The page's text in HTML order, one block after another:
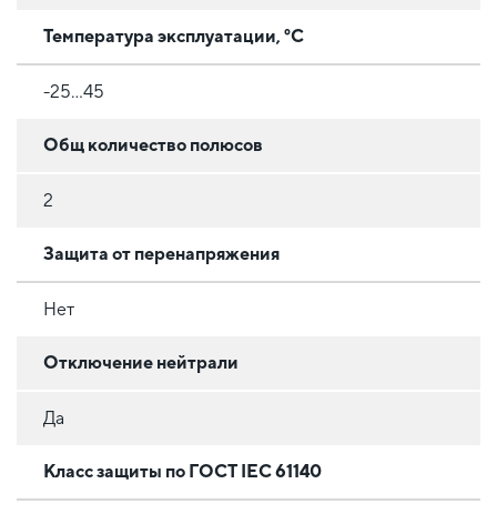
Температура эксплуатации, °C
-25...45
Общ количество полюсов
2
Защита от перенапряжения
Нет
Отключение нейтрали
Да
Класс защиты по ГОСТ IEC 61140